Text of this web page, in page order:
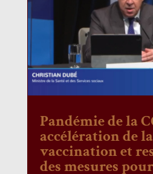
Pandémie de la
accélération de la
vaccination et
des mesures